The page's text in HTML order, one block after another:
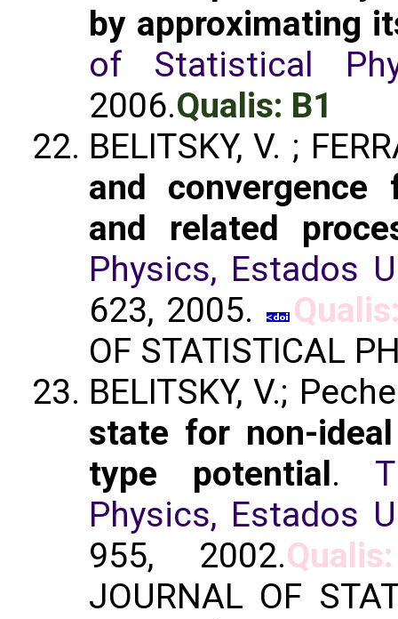
by approximating
of Statistical
2006.Qualis: B1
BELITSKY, V. ;
and
and related
Physics, Estados
623, 2005.
OF STATISTICAL
BELITSKY, V.;
state for non-
type potential.
Physics, Estados
955, 2002.
JOURNAL OF